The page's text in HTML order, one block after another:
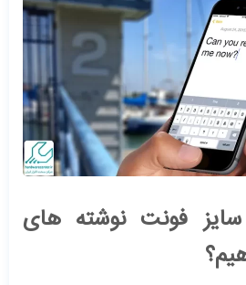
فونت نوشته های